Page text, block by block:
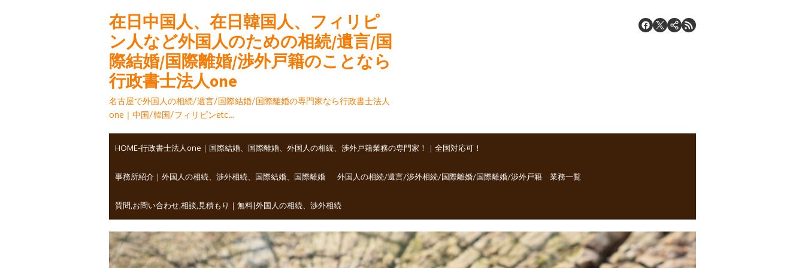
to
content
在日中国人、在日韓国人、フィリピ
ン人など外国人のための相続/遺言/国
際結婚/国際離婚/渉外戸籍のことなら
行政書士法人one
名古屋で外国人の相続/遺言/国際結婚/国際離婚の専門家なら行政書士法人
one｜中国/韓国/フィリピンetc…
HOME-行政書士法人one｜国際結婚、国際離婚、外国人の相続、渉外戸籍業務の専門家！｜全国対応可！
事務所紹介｜外国人の相続、渉外相続、国際結婚、国際離婚 外国人の相続/遺言/渉外相続/国際離婚/国際離婚/渉外戸籍 業務一覧
質問,お問い合わせ,相談,見積もり｜無料|外国人の相続、渉外相続